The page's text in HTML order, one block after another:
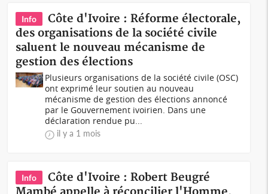
Info
Côte d'Ivoire : Réforme électorale,
des organisations de la société civile
saluent le nouveau mécanisme de
gestion des élections
Plusieurs organisations de la société civile (OSC)
ont exprimé leur soutien au nouveau
mécanisme de gestion des élections annoncé
par le Gouvernement ivoirien. Dans une
déclaration rendue pu...
il y a 1 mois
Info
Côte d'Ivoire : Robert Beugré